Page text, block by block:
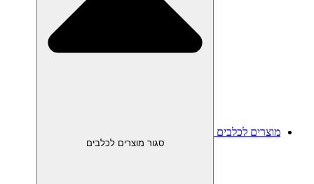
מוצרים לכלבים
סגור מוצרים לכלבים